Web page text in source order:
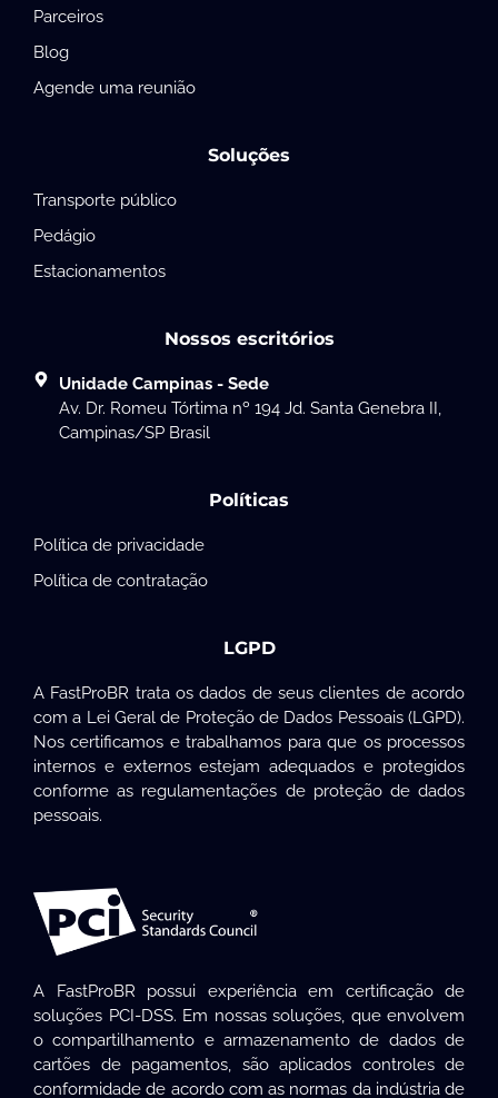
Parceiros
Blog
Agende uma reunião
Soluções
Transporte público
Pedágio
Estacionamentos
Nossos escritórios
Unidade Campinas - Sede
Av. Dr. Romeu Tórtima nº 194 Jd. Santa Genebra II,
Campinas/SP Brasil
Políticas
Política de privacidade
Política de contratação
LGPD
A FastProBR trata os dados de seus clientes de acordo
com a Lei Geral de Proteção de Dados Pessoais (LGPD).
Nos certificamos e trabalhamos para que os processos
internos e externos estejam adequados e protegidos
conforme as regulamentações de proteção de dados
pessoais.
A FastProBR possui experiência em certificação de
soluções PCI-DSS. Em nossas soluções, que envolvem
o compartilhamento e armazenamento de dados de
cartões de pagamentos, são aplicados controles de
conformidade de acordo com as normas da indústria de